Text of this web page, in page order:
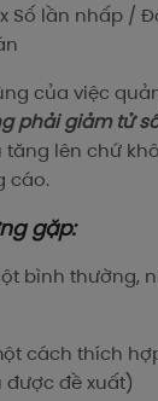
Số lần nhấp /
của việc
phải giảm tử
lên chứ
cáo.
gặp:
bình thường,
cách thích
đề xuất)